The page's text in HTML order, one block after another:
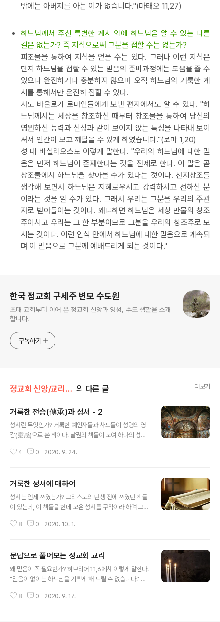
밖에는 아버지를 아는 이가 없습니다."(마태오 11,27)
하느님께서 주신 특별한 계시 외에 하느님을 알 수 있는 다른
길은 없는가? 즉 지식으로써 그분을 접할 수는 없는가?
피조물을 통하여 지식을 얻을 수는 있다. 그러나 이런 지식은
단지 하느님을 접할 수 있는 믿음의 준비과정에는 도움을 줄 수
있으나 완전하거나 충분하지 않으며 오직 하느님의 거룩한 계
시를 통해서만 온전히 접할 수 있다.
사도 바울로가 로마인들에게 보낸 편지에서도 알 수 있다. "하
느님께서는 세상을 창조하신 때부터 창조물을 통하여 당신의
영원하신 능력과 신성과 같이 보이지 않는 특성을 나타내 보이
셔서 인간이 보고 깨달을 수 있게 하였습니다."(로마 1,20)
성 대 바실리오스도 이렇게 말한다. "우리의 하느님에 대한 믿
음은 먼저 하느님이 존재한다는 것을 전제로 한다. 이 말은 곧
창조물에서 하느님을 찾아볼 수가 있다는 것이다. 천지창조를
생각해 보면서 하느님은 지혜로우시고 강력하시고 선하신 분
이라는 것을 알 수가 있다. 그래서 우리는 그분을 우리의 주관
자로 받아들이는 것이다. 왜냐하면 하느님은 세상 만물의 창조
주이시고 우리는 그 한 부분이므로 그분을 우리의 창조주로 모
시는 것이다. 이런 인식 안에서 하느님에 대한 믿음으로 계속되
며 이 믿음으로 그분께 예배드리게 되는 것이다."
한국 정교회 구세주 변모 수도원
초대 교회부터 이어 온 정교회 신앙과 영성, 수도 생활을 소개
합니다.
구독하기
정교회 신앙/교리문답 의 다른 글 더보기
거룩한 전승(傳承)과 성서 - 2
성서란 무엇인가? 거룩한 예언자들과 사도들이 성령의 영
감(靈感)으로 쓴 책이다. 낱권의 책들이 모여 하나의 성서
부른다.(여호수아 1,8 참조) 성서를 ΒΙΒΛΟΣ / BIBLE이라
되는 책이다. 책 중의 왕이라는 의미로 그리스어 대문자로
쓴다. 거룩한 전승과 성서는 어느 쪽이 더 오래된 것인가?
거룩한 계시가 원래부터 전해져 내려오게 된 것은 거룩한
없었다. 우리 주 예수 그리스도 역시 가르침과 계명 등을 글
4 0 2020. 9. 24.
거룩한 성서에 대하여
성서는 언제 쓰였는가? 그리스도의 탄생 전에 쓰였던 책들
이 있는데, 이 책들을 한데 모은 성서를 구약이라 하며 그리
이라고 하는 의미는 무엇인가? 옛 약속과 새로운 약속을 의
말하는가? 하느님께서 인간을 구원하시기 위하여 구세주
를 세상에 보내 주실 것을 약속하셨고, 그분을 맞아들이기
위하여 어떻게 준비하여야 할 것인가에 대하여 말한다. 하
시키셨나? 거룩한 계시를 예언자들의 예언과 표적들을 통
8 0 2020. 10. 1.
문답으로 풀어보는 정교회 교리
왜 믿음이 꼭 필요한가? 히브리어 11,6에서 이렇게 말한다.
"믿음이 없이는 하느님을 기쁘게 해 드릴 수 없습니다." 왜
0에서 이렇게 말한다. "행동이 뒤따르지 않는 믿음은 아무
8 0 2020. 9. 17.